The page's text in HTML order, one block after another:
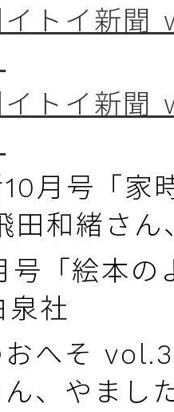
イトイ新聞
イトイ新
月号「家
田和緒さ
号「絵本
泉社
おへそ
、やまし